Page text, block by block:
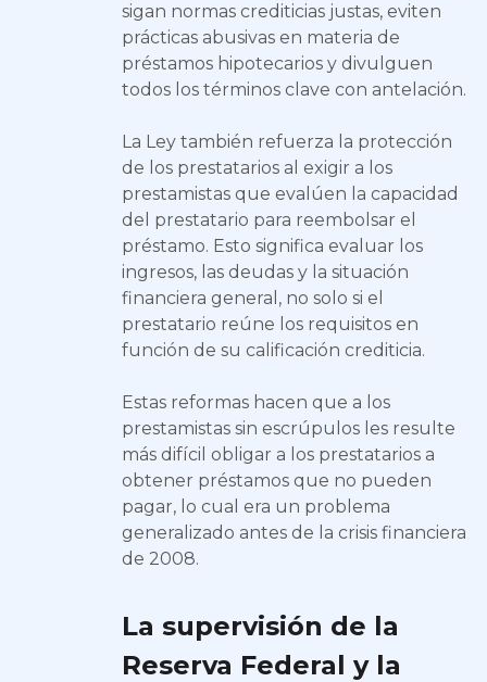
sigan normas crediticias justas, eviten
prácticas abusivas en materia de
préstamos hipotecarios y divulguen
todos los términos clave con antelación.
La Ley también refuerza la protección
de los prestatarios al exigir a los
prestamistas que evalúen la capacidad
del prestatario para reembolsar el
préstamo. Esto significa evaluar los
ingresos, las deudas y la situación
financiera general, no solo si el
prestatario reúne los requisitos en
función de su calificación crediticia.
Estas reformas hacen que a los
prestamistas sin escrúpulos les resulte
más difícil obligar a los prestatarios a
obtener préstamos que no pueden
pagar, lo cual era un problema
generalizado antes de la crisis financiera
de 2008.
La supervisión de la
Reserva Federal y la